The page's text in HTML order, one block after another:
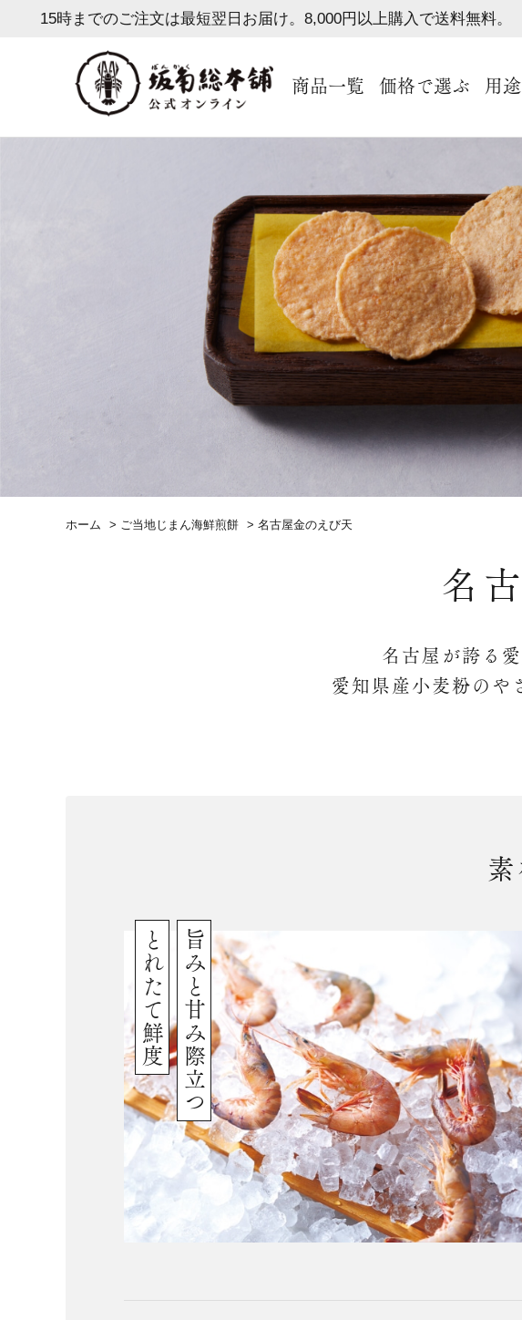
15時までのご注文は最短翌日お届け。8,000円以上購入で送料無料。
商品一覧 価格で選ぶ 用
ホーム > ご当地じまん海鮮煎餅 > 名古屋金のえび天
名
名古屋が誇る
愛知県産小麦粉のや
旨みと甘み際立つ
とれたて鮮度